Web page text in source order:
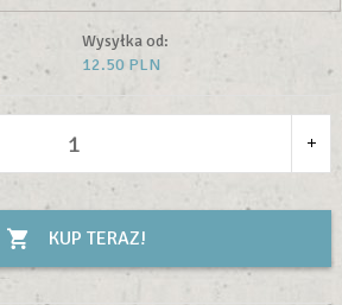
Wysyłka od:
12.50 PLN
KUP TERAZ!